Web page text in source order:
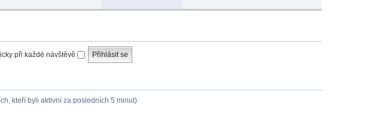
při každé návštěvě
kteří byli aktivní za posledních 5 minut)